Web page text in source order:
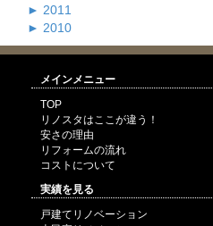
► 2011
► 2010
メインメニュー
TOP
リノスタはここが違う！
安さの理由
リフォームの流れ
コストについて
実績を見る
戸建てリノベーション